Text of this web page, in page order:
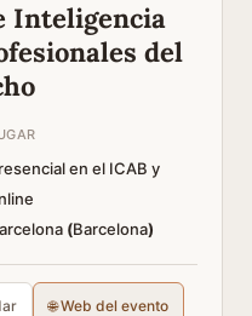
Inteligencia
del
en el ICAB y
(Barcelona)
🌐 Web del evento